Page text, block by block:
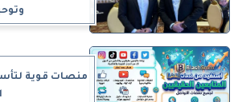
منصات قوية